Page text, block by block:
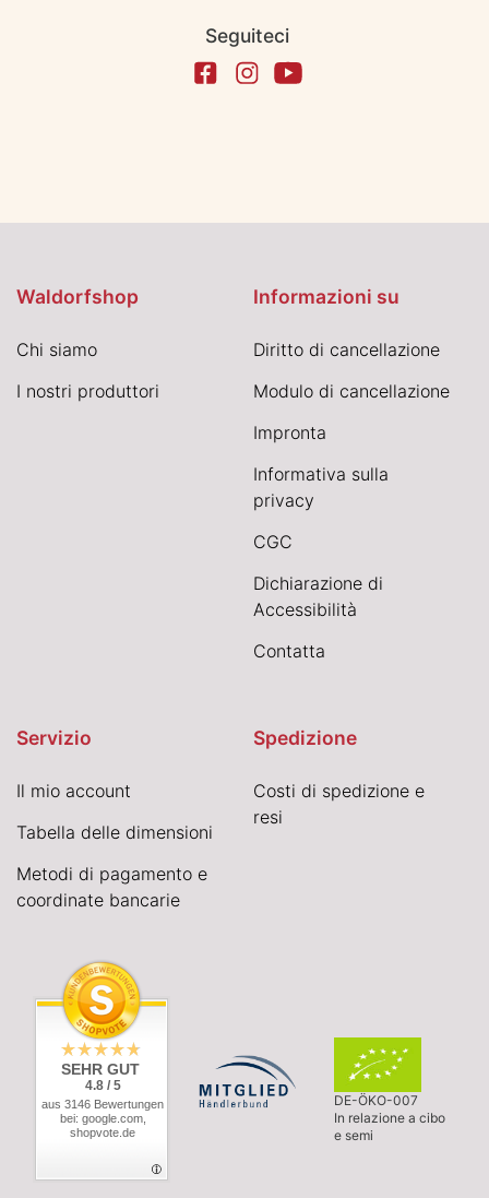
Seguiteci
Waldorfshop
Chi siamo
I nostri produttori
Informazioni su
Diritto di cancellazione
Modulo di cancellazione
Impronta
Informativa sulla
privacy
CGC
Dichiarazione di
Accessibilità
Contatta
Servizio
Il mio account
Tabella delle dimensioni
Metodi di pagamento e
coordinate bancarie
Spedizione
Costi di spedizione e
resi
SEHR GUT
4.8 / 5
aus 3146 Bewertungen
bei: google.com,
shopvote.de
DE-ÖKO-007
In relazione a cibo
e semi